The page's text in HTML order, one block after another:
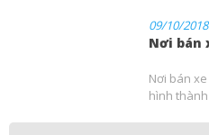
09/10/2018
Nơi bán
Nơi bán
hình